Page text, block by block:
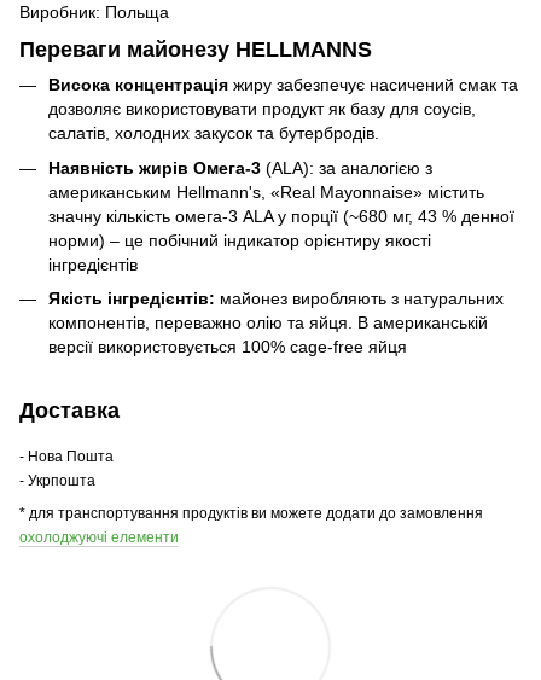
Виробник: Польща
Переваги майонезу HELLMANNS
Висока концентрація жиру забезпечує насичений смак та
дозволяє використовувати продукт як базу для соусів,
салатів, холодних закусок та бутербродів.
Наявність жирів Омега-3 (ALA): за аналогією з
американським Hellmann's, «Real Mayonnaise» містить
значну кількість омега-3 ALA у порції (~680 мг, 43 % денної
норми) – це побічний індикатор орієнтиру якості
інгредієнтів
Якість інгредієнтів: майонез виробляють з натуральних
компонентів, переважно олію та яйця. В американській
версії використовується 100% cage-free яйця
Доставка
- Нова Пошта
- Укрпошта
* для транспортування продуктів ви можете додати до замовлення
охолоджуючі елементи